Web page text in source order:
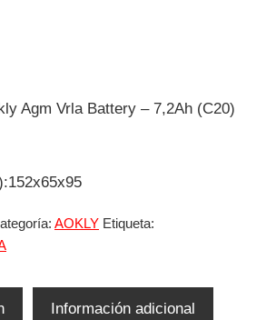
Agm Vrla Battery – 7,2Ah (C20)
AOKLY Etiqueta:
Información adicional